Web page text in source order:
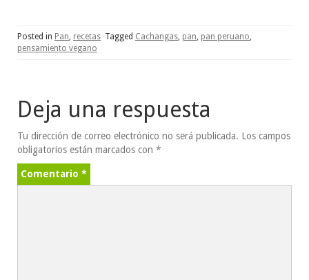
Posted in Pan, recetas Tagged Cachangas, pan, pan peruano,
pensamiento vegano
Deja una respuesta
Tu dirección de correo electrónico no será publicada. Los campos
obligatorios están marcados con *
Comentario *